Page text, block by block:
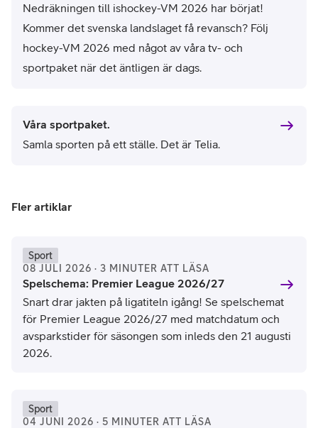
Nedräkningen till ishockey-VM 2026 har börjat!
Kommer det svenska landslaget få revansch? Följ
hockey-VM 2026 med något av våra tv- och
sportpaket när det äntligen är dags.
Våra sportpaket.
Samla sporten på ett ställe. Det är Telia.
Fler artiklar
Sport
08 JULI 2026 · 3 MINUTER ATT LÄSA
Spelschema: Premier League 2026/27
Snart drar jakten på ligatiteln igång! Se spelschemat
för Premier League 2026/27 med matchdatum och
avsparkstider för säsongen som inleds den 21 augusti
2026.
Sport
04 JUNI 2026 · 5 MINUTER ATT LÄSA